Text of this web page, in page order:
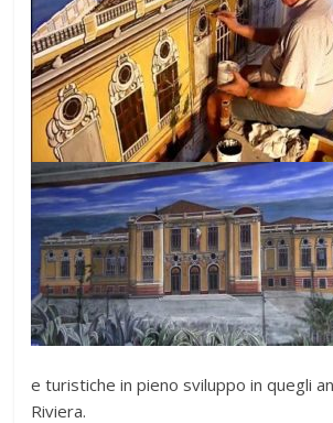
e turistiche in pieno sviluppo in quegli
Riviera.